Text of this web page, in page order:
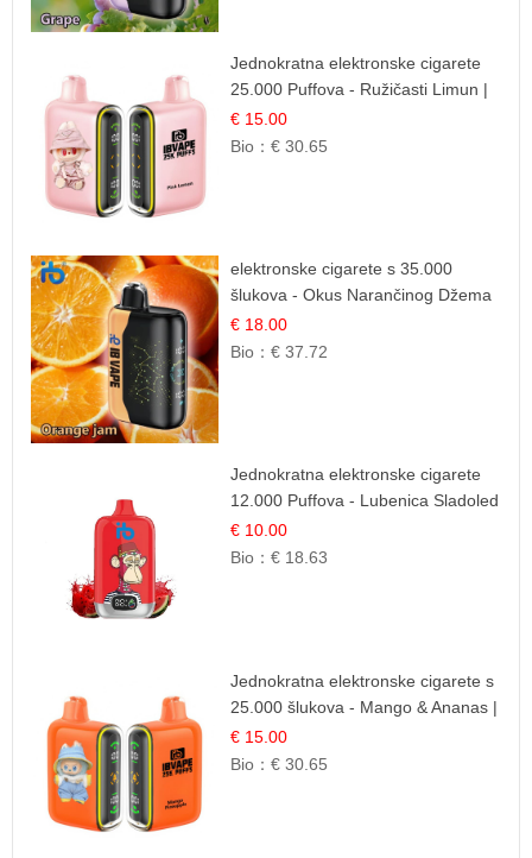
Jednokratna elektronske cigarete
25.000 Puffova - Ružičasti Limun |
Osježavajuća Citrusna Aroma
€ 15.00
Bio：€ 30.65
elektronske cigarete s 35.000
šlukova - Okus Narančinog Džema
| Dugotrajno Iskustvo
€ 18.00
Bio：€ 37.72
Jednokratna elektronske cigarete
12.000 Puffova - Lubenica Sladoled
| Ljetna Desertna Aroma
€ 10.00
Bio：€ 18.63
Jednokratna elektronske cigarete s
25.000 šlukova - Mango & Ananas |
Egzotična Voćna Mješavina
€ 15.00
Bio：€ 30.65